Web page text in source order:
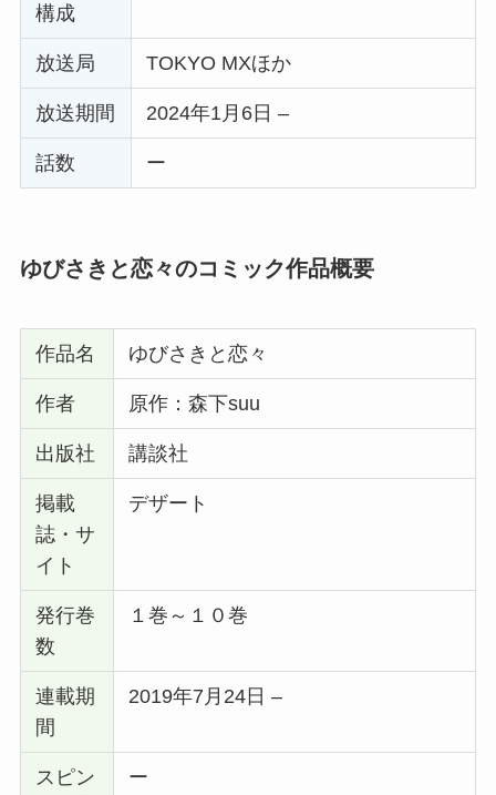
構成
放送局 TOKYO MXほか
放送期間 2024年1月6日 –
話数 ー
ゆびさきと恋々のコミック作品概要
作品名 ゆびさきと恋々
作者 原作：森下suu
出版社 講談社
掲載
誌・サ
イト
デザート
発行巻
数
１巻～１０巻
連載期
間
2019年7月24日 –
スピン
ー